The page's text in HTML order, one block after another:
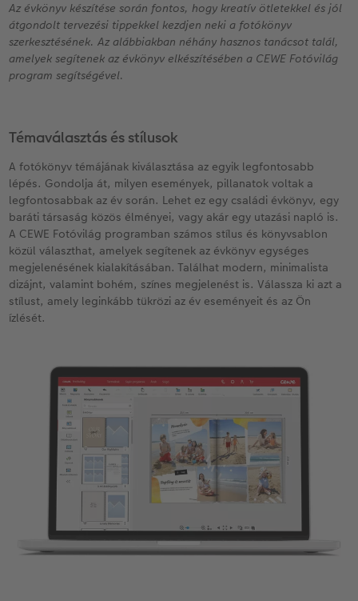
Vásárlói mintakönyvek
Így működik
Kids CEWE FOTÓKÖNYV
Kiegészítők
CEWE myPhotos
Matt Prints
Képméretek
Prémium poszter
Fotókidolgozás normál
Fényképtároló dobozok
Fotócsomagok
Fotómatrica
Kiegészítők
CEWE myPhotos
Direkt nyomtatású alufotó
Galériafotó
Habkarton
Poszterléc
Hexxas
Fafotó
Többrészes fali dekoráció
XXL Retró fotó
CEWE myPhotos
Üdvözlőkártyák
Kiskedvencek világa
Iskolaszer és irodaszer
Textíliák
Art Prints
Fényképes naptárak
CEWE FOTÓKÖNYV Kids
Kiegészítők
CEWE myPhotos
CEWE PHOTO AWARD FOTÓPÁLYÁZAT
Fotózási tippek és trükkök
Hogyan készíts jobb képeket a
CEWE sztorik
Egyedi ajándékötletek
Ajándékötletek szeretteinek
Utazás
CEWE myPhotos
Az évkönyv készítése során fontos, hogy kreatív ötletekkel és jól
átgondolt tervezési tippekkel kezdjen neki a fotókönyv
szerkesztésének. Az alábbiakban néhány hasznos tanácsot talál,
amelyek segítenek az évkönyv elkészítésében a CEWE Fotóvilág
program segítségével.
Témaválasztás és stílusok
A fotókönyv témájának kiválasztása az egyik legfontosabb
lépés. Gondolja át, milyen események, pillanatok voltak a
legfontosabbak az év során. Lehet ez egy családi évkönyv, egy
baráti társaság közös élményei, vagy akár egy utazási napló is.
A CEWE Fotóvilág programban számos stílus és könyvsablon
közül választhat, amelyek segítenek az évkönyv egységes
megjelenésének kialakításában. Találhat modern, minimalista
dizájnt, valamint bohém, színes megjelenést is. Válassza ki azt a
stílust, amely leginkább tükrözi az év eseményeit és az Ön
ízlését.